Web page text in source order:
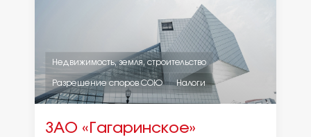
Недвижимость, земля, строительство
Разрешение споров СОЮ
Налоги
ЗАО «Гагаринское»